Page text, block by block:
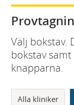
Välj bokstav.
bokstav
knapparna.
Alla kliniker